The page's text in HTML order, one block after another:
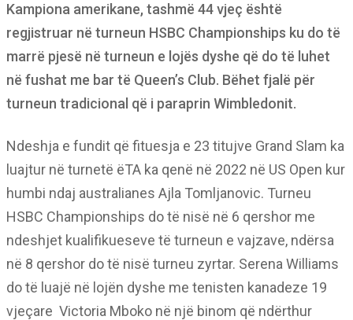
Kampiona amerikane, tashmë 44 vjeç është
regjistruar në turneun HSBC Championships ku do të
marrë pjesë në turneun e lojës dyshe që do të luhet
në fushat me bar të Queen’s Club. Bëhet fjalë për
turneun tradicional që i paraprin Wimbledonit.
Ndeshja e fundit që fituesja e 23 titujve Grand Slam ka
luajtur në turnetë ëTA ka qenë në 2022 në US Open kur
humbi ndaj australianes Ajla Tomljanovic. Turneu
HSBC Championships do të nisë në 6 qershor me
ndeshjet kualifikueseve të turneun e vajzave, ndërsa
në 8 qershor do të nisë turneu zyrtar. Serena Williams
do të luajë në lojën dyshe me tenisten kanadeze 19
vjeçare Victoria Mboko në një binom që ndërthur